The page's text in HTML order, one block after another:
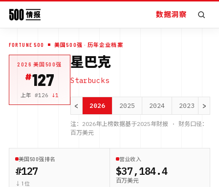
数据洞察
FORTUNE 500 美国500强 · 历年企业档案
2026 美国500强
127
上年 #126 ↓1
星巴克
Starbucks
< 2026 2025 2024 2023 >
注： 2026年上榜数据基于2025年财报 · 财务口径：
百万美元
美国500强排名
#127
↓ 1 位
营业收入
$37,184.4
百万美元